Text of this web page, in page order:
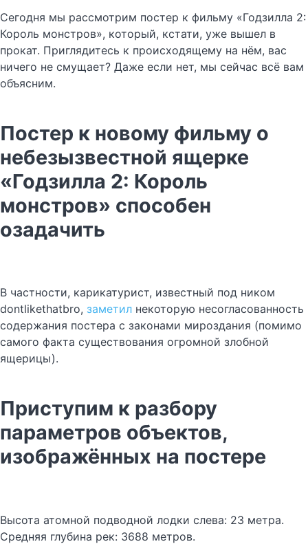
Сегодня мы рассмотрим постер к фильму «Годзилла 2:
Король монстров», который, кстати, уже вышел в
прокат. Приглядитесь к происходящему на нём, вас
ничего не смущает? Даже если нет, мы сейчас всё вам
объясним.
Постер к новому фильму о
небезызвестной ящерке
«Годзилла 2: Король
монстров» способен
озадачить
В частности, карикатурист, известный под ником
dontlikethatbro, заметил некоторую несогласованность
содержания постера с законами мироздания (помимо
самого факта существования огромной злобной
ящерицы).
Приступим к разбору
параметров объектов,
изображённых на постере
Высота атомной подводной лодки слева: 23 метра.
Средняя глубина рек: 3688 метров.